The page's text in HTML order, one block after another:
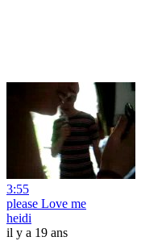
3:55
please Love me
heidi
il y a 19 ans